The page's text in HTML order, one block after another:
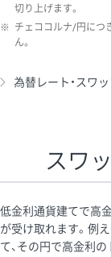
切り上げます。
※ チェココルナ/円につ
ん。
為替レート・スワ
スワ
低金利通貨建てで高
が受け取れます。例
て、その円で高金利